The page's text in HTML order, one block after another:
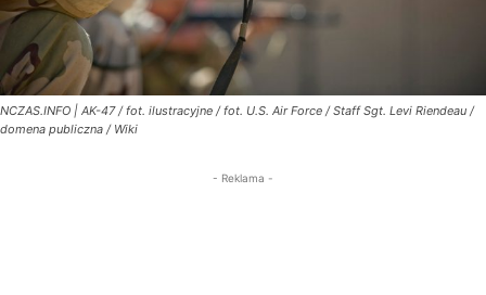
NCZAS.INFO | AK-47 / fot. ilustracyjne / fot. U.S. Air Force / Staff Sgt. Levi Riendeau /
domena publiczna / Wiki
- Reklama -